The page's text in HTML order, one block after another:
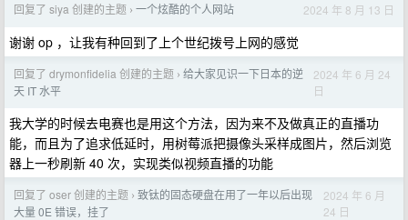
回复了 siya 创建的主题 › 一个炫酷的个人网站 2024 年 8 月 13 日
谢谢 op ，让我有种回到了上个世纪拨号上网的感觉
回复了 drymonfidelia 创建的主题 › 给大家见识一下日本的逆
天 IT 水平
2024 年 6 月 24
日
我大学的时候去电赛也是用这个方法，因为来不及做真正的直播功
能，而且为了追求低延时，用树莓派把摄像头采样成图片，然后浏览
器上一秒刷新 40 次，实现类似视频直播的功能
回复了 oser 创建的主题 › 致钛的固态硬盘在用了一年以后出现
大量 0E 错误，挂了
2024 年 6 月
24 日